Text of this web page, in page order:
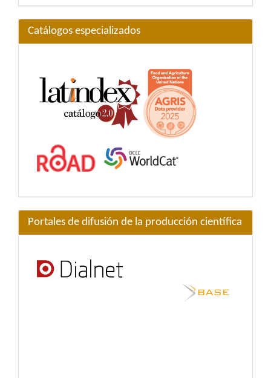
Catálogos especializados
Portales de difusión de la producción científica